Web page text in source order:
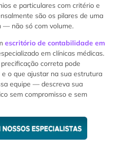
e particulares com critério e
são os pilares de uma
— não só com volume.
escritório de contabilidade em
em clínicas médicas.
correta pode
o que ajustar na sua estrutura
equipe — descreva sua
sem compromisso e sem